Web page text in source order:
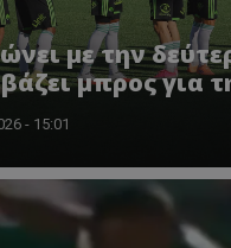
με την
μπρος για
- 15:01